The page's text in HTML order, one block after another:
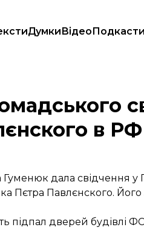
ДумкиВідеоПодкасти
Павлєнского в РФ
в РФ
Гуменюк дала свідчення
Пєтра Павлєнского. Його
підпал дверей будівлі